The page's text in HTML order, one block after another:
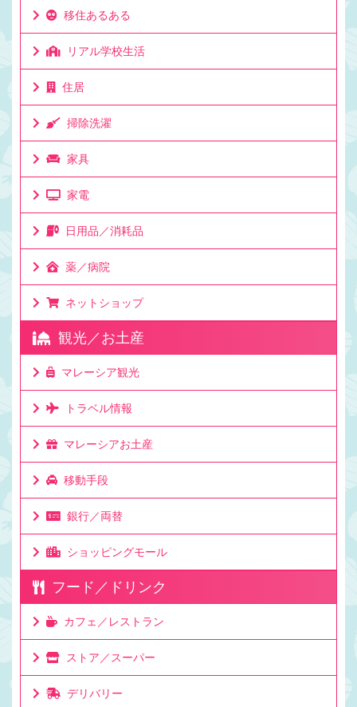
移住あるある
リアル学校生活
住居
掃除洗濯
家具
家電
日用品／消耗品
薬／病院
ネットショップ
観光／お土産
マレーシア観光
トラベル情報
マレーシアお土産
移動手段
銀行／両替
ショッピングモール
フード／ドリンク
カフェ／レストラン
ストア／スーパー
デリバリー